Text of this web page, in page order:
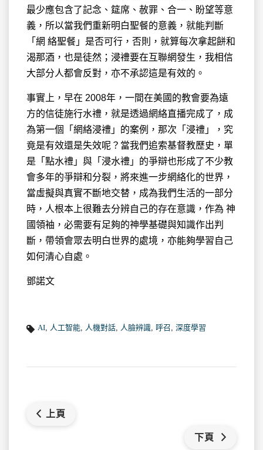
最少應包含了記念、筵席、赦罪、合一、盼望等意
義，所以當我們重新明白聖餐的意義，就能判斷
「網 絡聖餐」是否可行，否則，就算每次拿起餅和
渴那酒，也是徒然；浸禮要在互聯網發生，我相信
大部分人都會反對，亦不承認這是有效的。
事實上，早在 2008年，一間在美國的教會要為遠
方的信徒施行水禮，就是透過網絡直播完成了，成
為第一個「網絡浸禮」的案例，那次「浸禮」，究
竟是有效還是失效呢？當我們追索基督教歷史，單
是「點水禮」與「浸水禮」的爭辯也形成了不少教
會多年的爭辯和分裂，將來進一步網絡化的世界，
當虛擬與真實不斷地交替，成為我們生活的一部分
時，人根本上很難去分辨自己的存在意識，作為 神
國領袖，必需要有足夠的神學基礎與知識作出判
斷，帶領會眾去明白世界的處境，亦能夠學習自己
如何清心自處。
鄧諾文
AI, 人工智能, 人機對話, 人臉辨識, 呼召, 深度學習
上頁
下頁